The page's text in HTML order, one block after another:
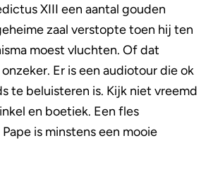
XIII een aantal gouden
zaal verstopte toen hij ten
moest vluchten. Of dat
Er is een audiotour die ok
te beluisteren is. Kijk niet vreemd
en boetiek. Een fles
is minstens een mooie